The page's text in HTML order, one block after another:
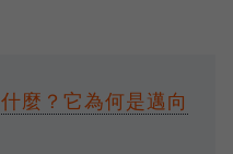
麼？它為何是邁向